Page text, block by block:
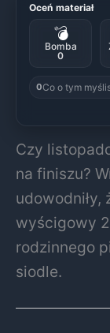
Oceń materiał
💣
Bomba
0
0Co o tym
Czy
na finiszu?
wyścigowy
rodzinnego
siodle.